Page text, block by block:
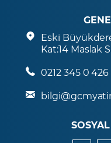
Eski
Kat:14 Maslak
0212 345 0 426